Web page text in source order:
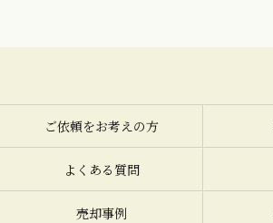
ご依頼をお考えの方
よくある質問
売却事例